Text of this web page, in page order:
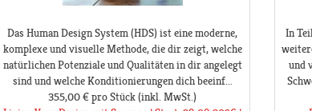
Das Human Design System (HDS) ist eine moderne,
komplexe und visuelle Methode, die dir zeigt, welche
natürlichen Potenziale und Qualitäten in dir angelegt
sind und welche Konditionierungen dich beeinf...
355,00 €pro Stück(inkl. MwSt.)
In
und